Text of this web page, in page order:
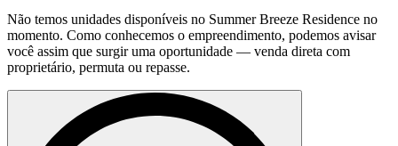
Não temos unidades disponíveis no Summer Breeze Residence no
momento. Como conhecemos o empreendimento, podemos avisar
você assim que surgir uma oportunidade — venda direta com
proprietário, permuta ou repasse.